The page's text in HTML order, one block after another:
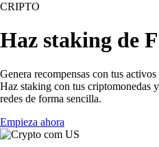
CRIPTO
Haz staking de
Genera recompensas con tus
Haz staking con tus criptomonedas
redes de forma sencilla.
Empieza ahora